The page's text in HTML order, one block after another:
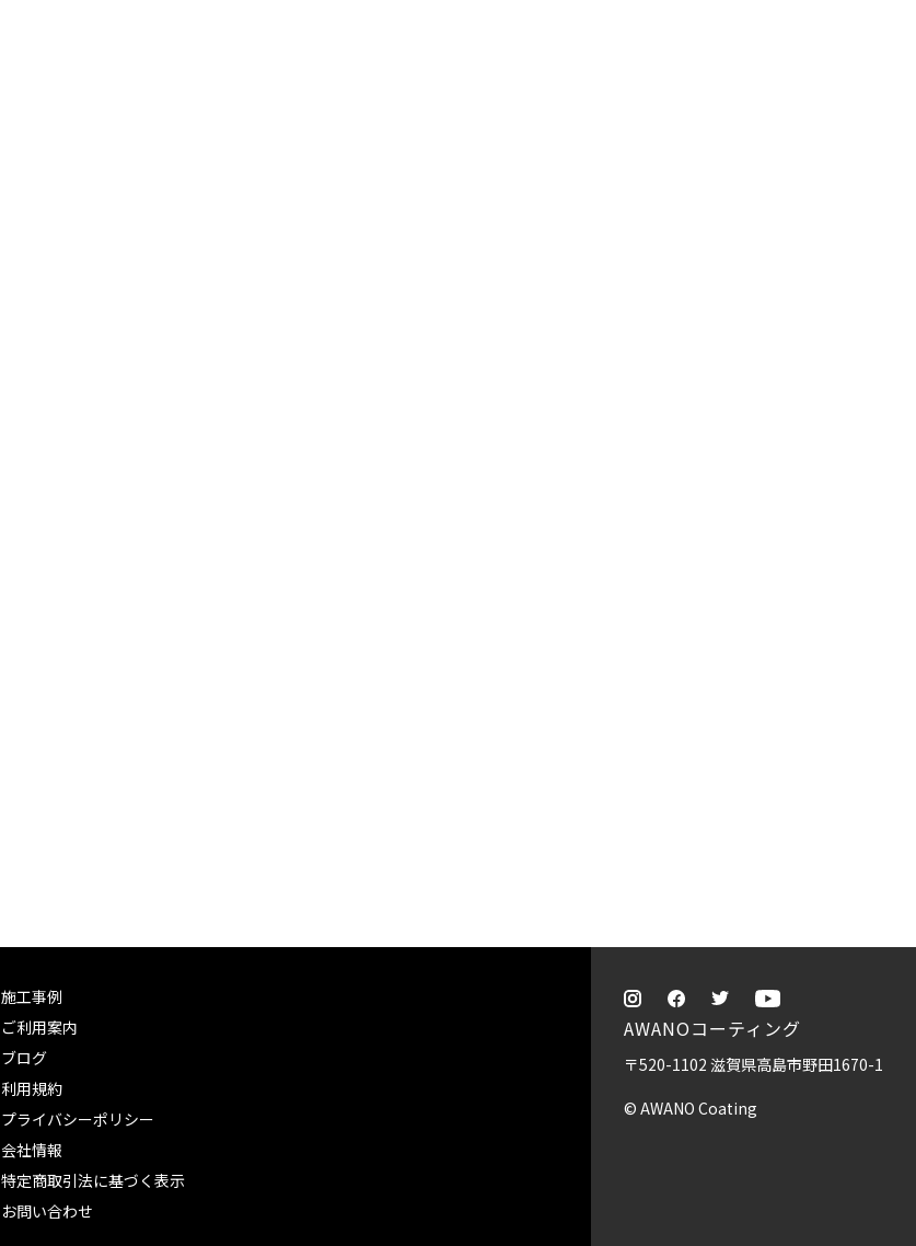
施工事例
ご利用案内
ブログ
利用規約
プライバシーポリシー
会社情報
特定商取引法に基づく表示
お問い合わせ
AWANOコーティング
〒520-1102 滋賀県高島市野田1670-1
© AWANO Coating